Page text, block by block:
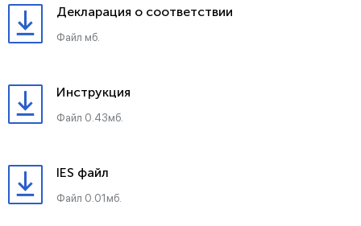
Декларация о соответствии
Файл мб.
Инструкция
Файл 0.43мб.
IES файл
Файл 0.01мб.